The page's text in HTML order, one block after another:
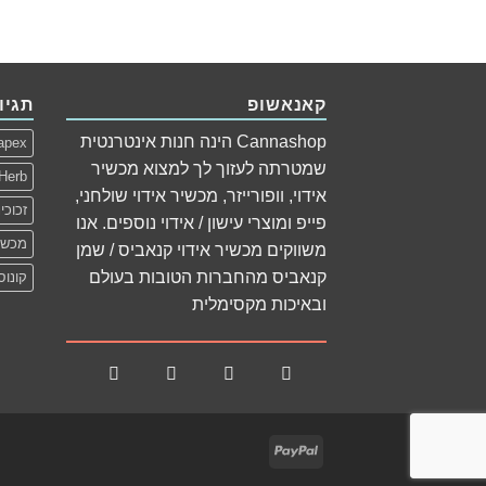
קאנאשופ
Cannashop הינה חנות אינטרנטית
שמטרתה לעזוך לך למצוא מכשיר
אידוי, וופורייזר, מכשיר אידוי שולחני,
פייפ ומוצרי עישון / אידוי נוספים. אנו
משווקים מכשיר אידוי קנאביס / שמן
קנאביס מהחברות הטובות בעולם
ובאיכות מקסימלית
Herb